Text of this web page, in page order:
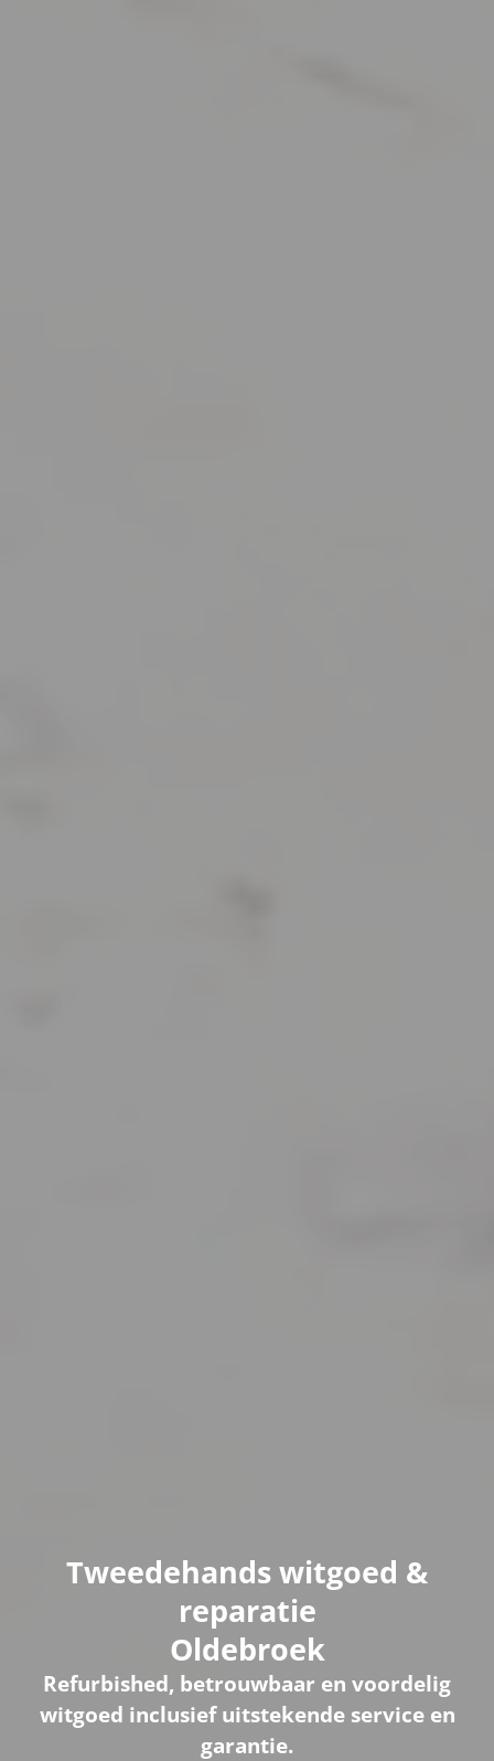
Tweedehands witgoed &
reparatie
Oldebroek
Refurbished, betrouwbaar en voordelig
witgoed inclusief uitstekende service en
garantie.